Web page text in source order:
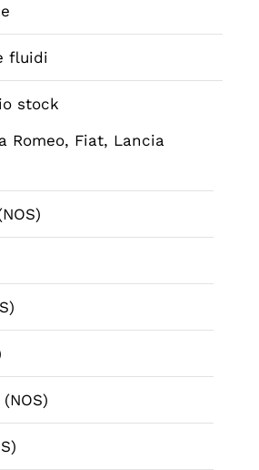
fluidi
stock
Romeo, Fiat, Lancia